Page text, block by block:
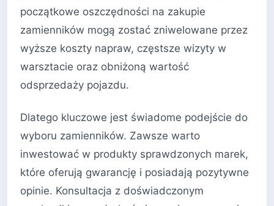
początkowe oszczędności na zakupie
zamienników mogą zostać zniwelowane przez
wyższe koszty napraw, częstsze wizyty w
warsztacie oraz obniżoną wartość
odsprzedaży pojazdu.
Dlatego kluczowe jest świadome podejście do
wyboru zamienników. Zawsze warto
inwestować w produkty sprawdzonych marek,
które oferują gwarancję i posiadają pozytywne
opinie. Konsultacja z doświadczonym